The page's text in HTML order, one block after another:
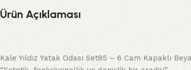
Ürün Açıklaması
Kale Yıldız Yatak Odası Set85 – 6 Cam Kapaklı